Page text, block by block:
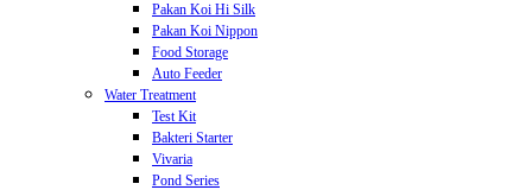
Pakan Koi Hi Silk
Pakan Koi Nippon
Food Storage
Auto Feeder
Water Treatment
Test Kit
Bakteri Starter
Vivaria
Pond Series